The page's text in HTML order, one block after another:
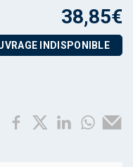
38,85€
INDISPONIBLE